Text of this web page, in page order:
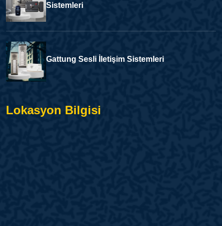
Sistemleri
Gattung Sesli İletişim Sistemleri
Lokasyon Bilgisi